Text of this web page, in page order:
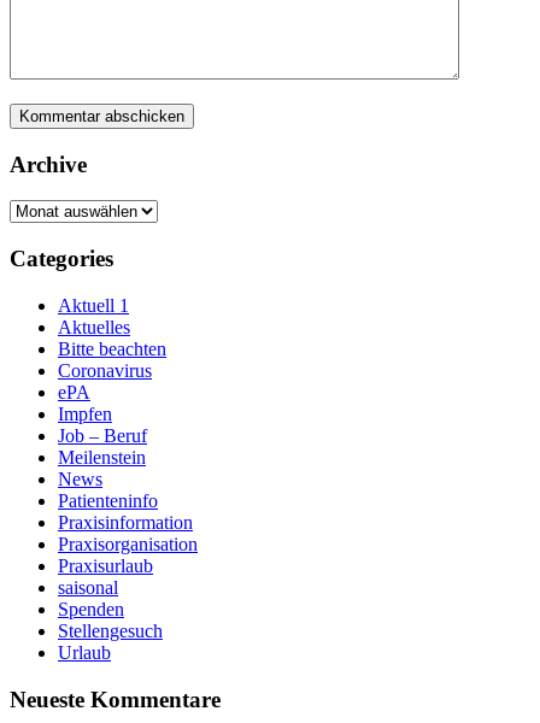
Archive
Archive
Categories
Aktuell 1
Aktuelles
Bitte beachten
Coronavirus
ePA
Impfen
Job – Beruf
Meilenstein
News
Patienteninfo
Praxisinformation
Praxisorganisation
Praxisurlaub
saisonal
Spenden
Stellengesuch
Urlaub
Neueste Kommentare